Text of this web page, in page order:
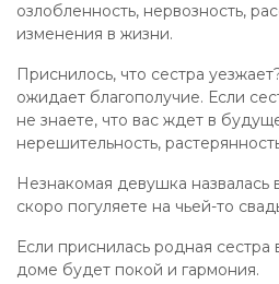
озлобленность, нервозность,
изменения в жизни.
Приснилось, что сестра
ожидает благополучие. Если
не знаете, что вас ждет в
нерешительность,
Незнакомая девушка назвалась
скоро погуляете на чьей-то
Если приснилась родная
доме будет покой и гармония.